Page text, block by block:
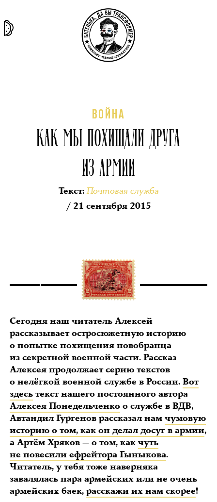
ВОЙНА
КАК МЫ ПОХИЩАЛИ ДРУГА
ИЗ АРМИИ
Текст:Почтовая служба
/ 21 сентября 2015
Сегодня наш читатель Алексей
рассказывает остросюжетную историю
о попытке похищения новобранца
из секретной военной части. Рассказ
Алексея продолжает серию текстов
о нелёгкой военной службе в России. Вот
здесь текст нашего постоянного автора
Алексея Понедельченко о службе в ВДВ,
Автандил Гургенов рассказал нам чумовую
историю о том, как он делал досуг в армии,
а Артём Хряков — о том, как чуть
не повесили ефрейтора Гыныкова.
Читатель, у тебя тоже наверняка
завалялась пара армейских или не очень
армейских баек, расскажи их нам скорее!